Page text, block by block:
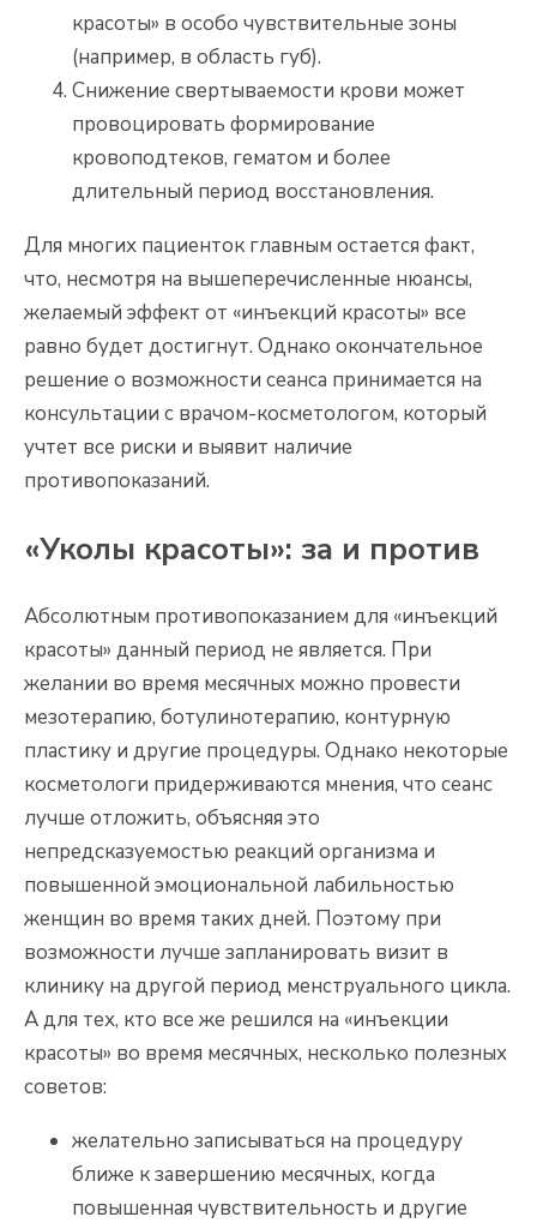
красоты» в особо чувствительные зоны
(например, в область губ).
Снижение свертываемости крови может
провоцировать формирование
кровоподтеков, гематом и более
длительный период восстановления.
Для многих пациенток главным остается факт,
что, несмотря на вышеперечисленные нюансы,
желаемый эффект от «инъекций красоты» все
равно будет достигнут. Однако окончательное
решение о возможности сеанса принимается на
консультации с врачом-косметологом, который
учтет все риски и выявит наличие
противопоказаний.
«Уколы красоты»: за и против
Абсолютным противопоказанием для «инъекций
красоты» данный период не является. При
желании во время месячных можно провести
мезотерапию, ботулинотерапию, контурную
пластику и другие процедуры. Однако некоторые
косметологи придерживаются мнения, что сеанс
лучше отложить, объясняя это
непредсказуемостью реакций организма и
повышенной эмоциональной лабильностью
женщин во время таких дней. Поэтому при
возможности лучше запланировать визит в
клинику на другой период менструального цикла.
А для тех, кто все же решился на «инъекции
красоты» во время месячных, несколько полезных
советов:
желательно записываться на процедуру
ближе к завершению месячных, когда
повышенная чувствительность и другие